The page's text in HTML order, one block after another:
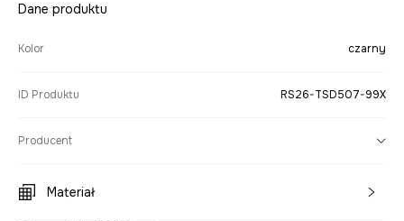
Dane produktu
Kolor czarny
ID Produktu RS26-TSD507-99X
Producent
Materiał